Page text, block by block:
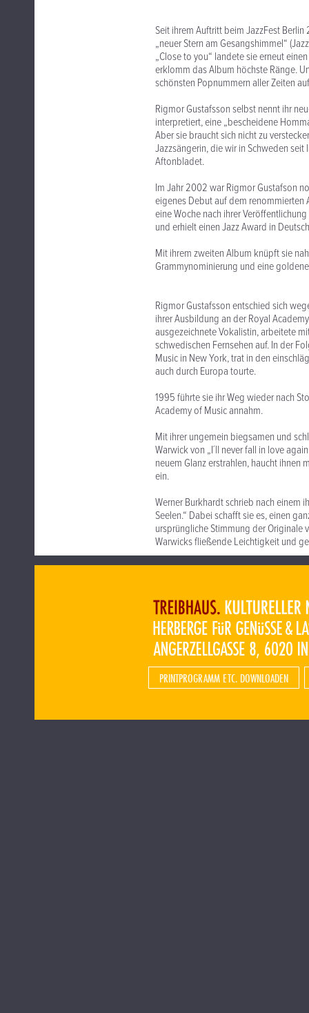
Seit ihrem Auftritt beim JazzFest
„neuer Stern am Gesangshimmel“
„Close to you“ landete sie erneut
erklomm das Album höchste Ränge.
schönsten Popnummern aller Zeiten
Rigmor Gustafsson selbst nennt ihr
interpretiert, eine „bescheidene
Aber sie braucht sich nicht zu
Jazzsängerin, die wir in Schweden
Aftonbladet.
Im Jahr 2002 war Rigmor Gustafson
eigenes Debut auf dem renommierten
eine Woche nach ihrer
und erhielt einen Jazz Award in
Mit ihrem zweiten Album knüpft sie
Grammynominierung und eine
Rigmor Gustafsson entschied sich
ihrer Ausbildung an der Royal
ausgezeichnete Vokalistin, arbeitete
schwedischen Fernsehen auf. In der
Music in New York, trat in den
auch durch Europa tourte.
1995 führte sie ihr Weg wieder nach
Academy of Music annahm.
Mit ihrer ungemein biegsamen und
Warwick von „I´ll never fall in love
neuem Glanz erstrahlen, haucht
ein.
Werner Burkhardt schrieb nach einem
Seelen.“ Dabei schafft sie es, einen
ursprüngliche Stimmung der Originale
Warwicks fließende Leichtigkeit und
PRINTPROGRAMM ETC. DOWNLOADEN